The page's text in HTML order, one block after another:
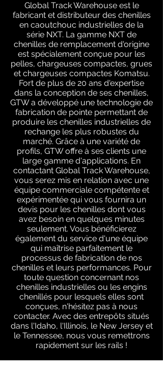
Global Track Warehouse est le
fabricant et distributeur des chenilles
en caoutchouc industrielles de la
série NXT. La gamme NXT de
chenilles de remplacement d'origine
est spécialement conçue pour les
pelles, chargeuses compactes, grues
et chargeuses compactes Komatsu.
Fort de plus de 20 ans d'expertise
dans la conception de ses chenilles,
GTW a développé une technologie de
fabrication de pointe permettant de
produire les chenilles industrielles de
rechange les plus robustes du
marché. Grâce à une variété de
profils, GTW offre à ses clients une
large gamme d'applications. En
contactant Global Track Warehouse,
vous serez mis en relation avec une
équipe commerciale compétente et
expérimentée qui vous fournira un
devis pour les chenilles dont vous
avez besoin en quelques minutes
seulement. Vous bénéficierez
également du service d'une équipe
qui maîtrise parfaitement le
processus de fabrication de nos
chenilles et leurs performances. Pour
toute question concernant nos
chenilles industrielles ou les engins
chenillés pour lesquels elles sont
conçues, n'hésitez pas à nous
contacter. Avec des entrepôts situés
dans l'Idaho, l'Illinois, le New Jersey et
le Tennessee, nous vous remettrons
rapidement sur les rails !